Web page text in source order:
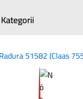
Kategorii